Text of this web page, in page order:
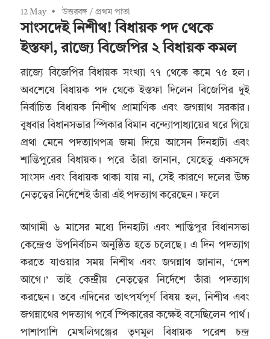
12 May উত্তরবঙ্গ / প্রথম পাতা
সাংসদেই নিশীথ! বিধায়ক পদ থেকে
ইস্তফা, রাজ্যে বিজেপির ২ বিধায়ক কমল
রাজ্যে বিজেপির বিধায়ক সংখ্যা ৭৭ থেকে কমে ৭৫ হল।
অবশেষে বিধায়ক পদ থেকে ইস্তফা দিলেন বিজেপির দুই
নির্বাচিত বিধায়ক নিশীথ প্রামাণিক এবং জগন্নাথ সরকার।
বুধবার বিধানসভার স্পিকার বিমান বন্দ্যোপাধ্যায়ের ঘরে গিয়ে
প্রথা মেনে পদত্যাগপত্র জমা দিয়ে আসেন দিনহাটা এবং
শান্তিপুরের বিধায়ক। পরে তাঁরা জানান, যেহেতু একসঙ্গে
সাংসদ এবং বিধায়ক থাকা যায় না, সেই কারণে দলের উচ্চ
নেতৃত্বের নির্দেশেই তাঁরা এই পদত্যাগ করেছেন। ফলে
আগামী ৬ মাসের মধ্যে দিনহাটা এবং শান্তিপুর বিধানসভা
কেন্দ্রেও উপনির্বাচন অনুষ্ঠিত হতে চলেছে। এ দিন পদত্যাগ
করতে যাওয়ার সময় নিশীথ এবং জগন্নাথ জানান, ‘দেশ
আগে।’ তাই কেন্দ্রীয় নেতৃত্বের নির্দেশে তাঁরা পদত্যাগ
করছেন। তবে এদিনের তাৎপর্যপূর্ণ বিষয় হল, নিশীথ এবং
জগন্নাথের পদত্যাগ পর্বে স্পিকারের কক্ষেই বসেছিলেন পার্থ।
পাশাপাশি মেখলিগঞ্জের তৃণমূল বিধায়ক পরেশ চন্দ্র